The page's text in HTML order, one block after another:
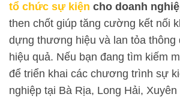
tổ chức sự kiện cho doanh
then chốt giúp tăng cường kết nối
dựng thương hiệu và lan tỏa thông
hiệu quả. Nếu bạn đang tìm kiếm
để triển khai các chương trình sự
nghiệp tại Bà Rịa, Long Hải,